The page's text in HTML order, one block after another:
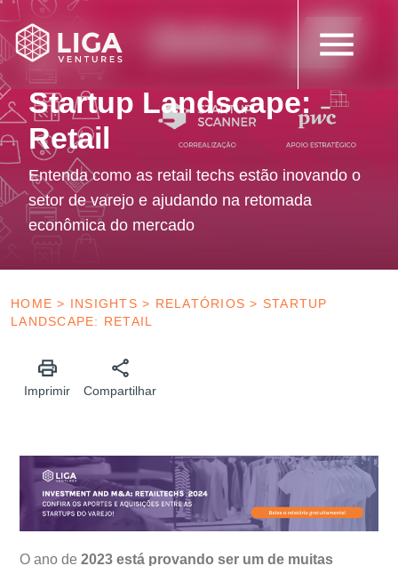
25 de maio de 2023
Relatórios
Startup Landscape:
Retail
Entenda como as retail techs estão inovando o
setor de varejo e ajudando na retomada
econômica do mercado
HOME > INSIGHTS > RELATÓRIOS > STARTUP
LANDSCAPE: RETAIL
Imprimir Compartilhar
O ano de 2023 está provando ser um de muitas